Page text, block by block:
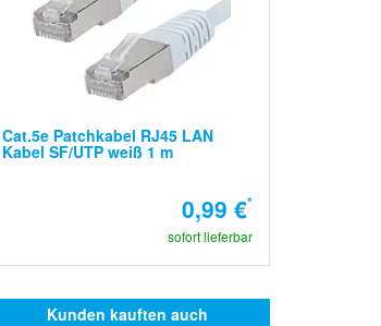
Cat.5e Patchkabel RJ45 LAN
Kabel SF/UTP weiß 1 m
0,99 €*
sofort lieferbar
Kunden kauften auch